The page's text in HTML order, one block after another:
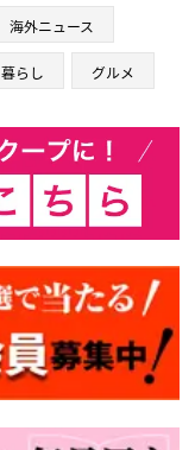
海外ニュース
暮らし グルメ